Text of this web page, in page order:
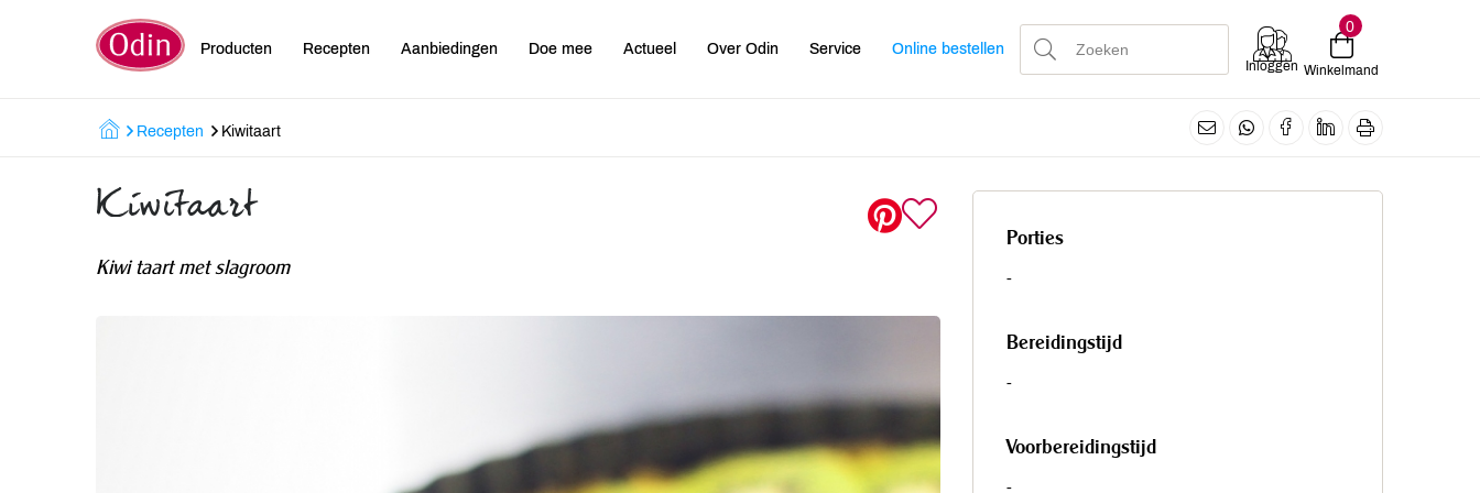
Producten Recepten Aanbiedingen Doe mee Actueel Over Odin Service Online bestellen
Inloggen
0
Winkelmand
Recepten Kiwitaart
Kiwitaart
Kiwi taart met slagroom
Porties
-
Bereidingstijd
-
Voorbereidingstijd
-